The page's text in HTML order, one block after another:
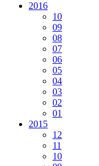
2016
10
09
08
07
06
05
04
03
02
01
2015
12
11
10